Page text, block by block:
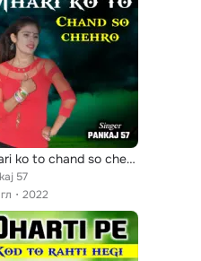
mhari ko to chand so chehro
57
2022